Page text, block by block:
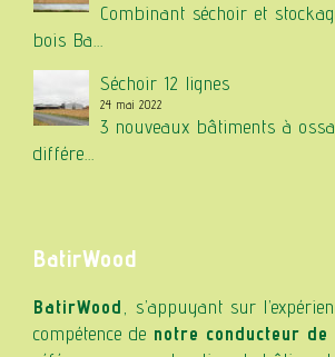
Combinant séchoir et
bois Ba...
Séchoir 12 lignes
24 mai 2022
3 nouveaux bâtiments à
différe...
BatirWood
BatirWood , s’appuyant sur
compétence de notre conducteur de